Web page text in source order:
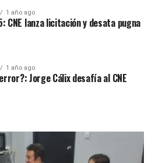
1 año ago
CNE lanza licitación y desata pugna
1 año ago
Jorge Cálix desafía al CNE